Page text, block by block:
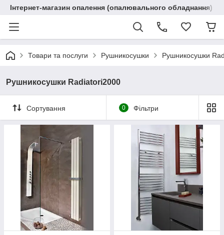
Інтернет-магазин опалення (опалювального обладнання)
Товари та послуги Рушникосушки Рушникосушки
Рушникосушки Radiatori2000
Сортування 0 Фільтри